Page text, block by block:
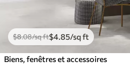
$8.08/sq ft$4.85/sq ft
Biens, fenêtres et accessoires